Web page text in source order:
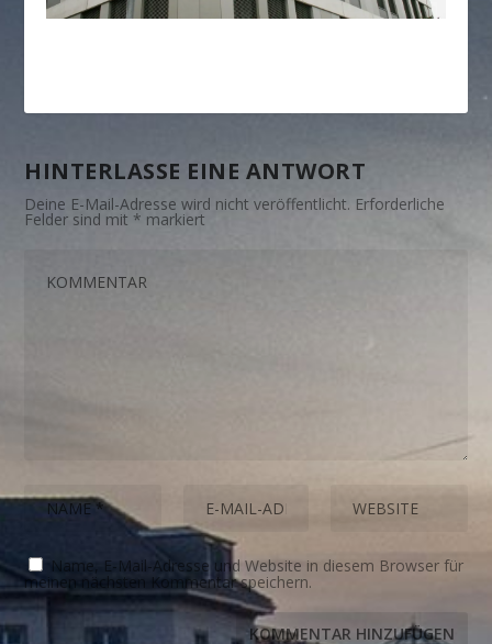
HINTERLASSE EINE ANTWORT
Deine E-Mail-Adresse wird nicht veröffentlicht. Erforderliche
Felder sind mit * markiert
Name, E-Mail-Adresse und Website in diesem Browser für
meinen nächsten Kommentar speichern.